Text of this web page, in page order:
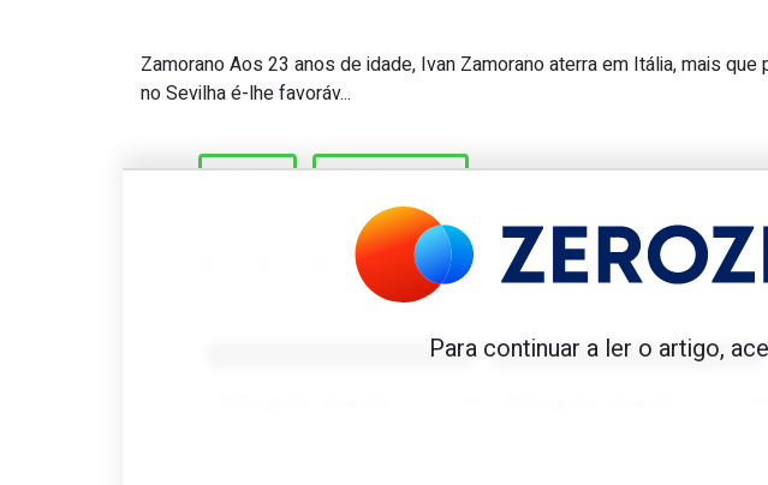
Great Scott #625: Único 9 do Real Madrid
Zamorano Aos 23 anos de idade, Ivan Zamorano aterra em Itália, mais
no Sevilha é-lhe favoráv...
SECA ZAMORANO
Para continuar a ler o artigo,